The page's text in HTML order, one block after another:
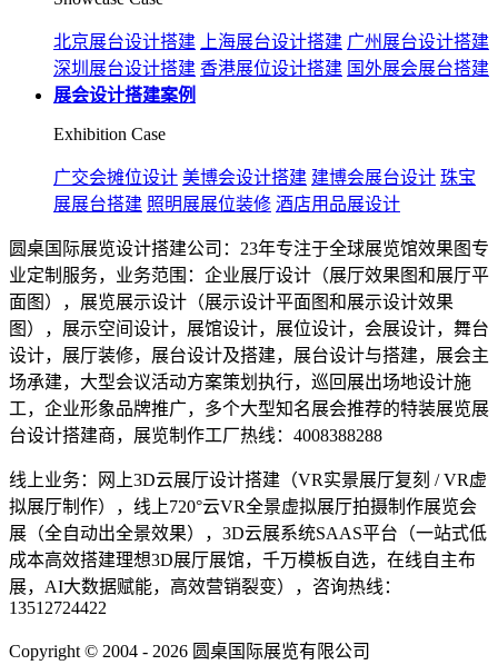
北京展台设计搭建 上海展台设计搭建 广州展台设计搭建
深圳展台设计搭建 香港展位设计搭建 国外展会展台搭建
展会设计搭建案例
Exhibition Case
广交会摊位设计 美博会设计搭建 建博会展台设计 珠宝
展展台搭建 照明展展位装修 酒店用品展设计
圆桌国际展览设计搭建公司：23年专注于全球展览馆效果图专
业定制服务，业务范围：企业展厅设计（展厅效果图和展厅平
面图），展览展示设计（展示设计平面图和展示设计效果
图），展示空间设计，展馆设计，展位设计，会展设计，舞台
设计，展厅装修，展台设计及搭建，展台设计与搭建，展会主
场承建，大型会议活动方案策划执行，巡回展出场地设计施
工，企业形象品牌推广，多个大型知名展会推荐的特装展览展
台设计搭建商，展览制作工厂热线：4008388288
线上业务：网上3D云展厅设计搭建（VR实景展厅复刻 / VR虚
拟展厅制作），线上720°云VR全景虚拟展厅拍摄制作展览会
展（全自动出全景效果），3D云展系统SAAS平台（一站式低
成本高效搭建理想3D展厅展馆，千万模板自选，在线自主布
展，AI大数据赋能，高效营销裂变），咨询热线：
13512724422
Copyright © 2004 - 2026 圆桌国际展览有限公司